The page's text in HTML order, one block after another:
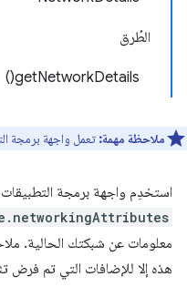
الطُرق
getNetworkDetails()
ملاحظة مهمة: تعمل واجهة برمجة
استخدِم واجهة برمجة التطبيقات
معلومات عن شبكتك الحالية.
هذه إلا للإضافات التي تم فرض